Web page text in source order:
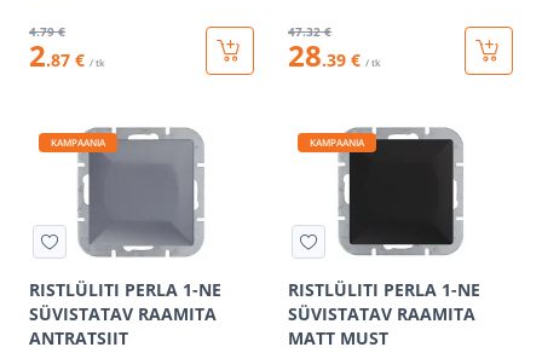
4.79 €
2.87 € / tk
47.32 €
28.39 € / tk
KAMPAANIA
RISTLÜLITI PERLA 1-NE
SÜVISTATAV RAAMITA
ANTRATSIIT
KAMPAANIA
RISTLÜLITI PERLA 1-NE
SÜVISTATAV RAAMITA
MATT MUST